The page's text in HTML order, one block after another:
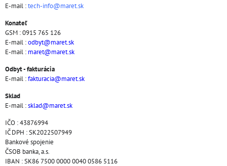
E-mail :tech-info@maret.sk
Konateľ
GSM : 0915 765 126
E-mail :odbyt@maret.sk
E-mail : maret@maret.sk
Odbyt - fakturácia
E-mail :fakturacia@maret.sk
Sklad
E-mail :sklad@maret.sk
IČO : 43876994
IČ DPH : SK2022507949
Bankové spojenie
ČSOB banka, a.s.
IBAN : SK86 7500 0000 0040 0586 5116